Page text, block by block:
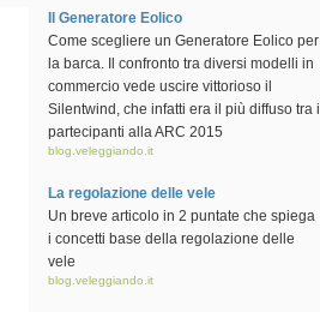
Il Generatore Eolico
Come scegliere un Generatore Eolico per
la barca. Il confronto tra diversi modelli in
commercio vede uscire vittorioso il
Silentwind, che infatti era il più diffuso tra i
partecipanti alla ARC 2015
blog.veleggiando.it
La regolazione delle vele
Un breve articolo in 2 puntate che spiega
i concetti base della regolazione delle
vele
blog.veleggiando.it